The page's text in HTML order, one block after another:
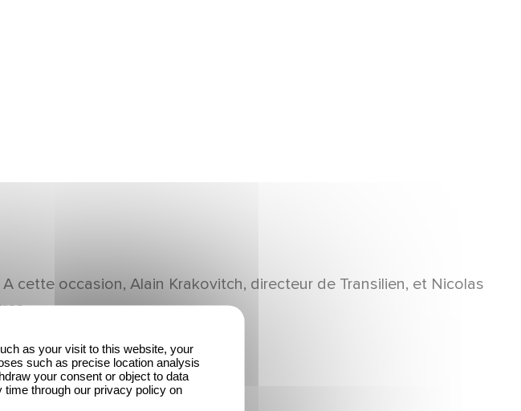
cette occasion, Alain Krakovitch, directeur de Transilien, et Nicolas
as your visit to this website, your
such as precise location analysis
your consent or object to data
through our privacy policy on